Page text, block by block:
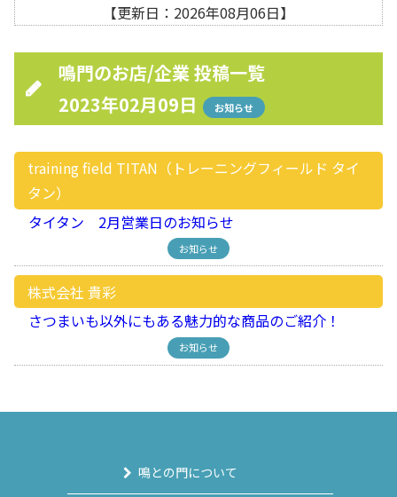
【更新日：2026年08月06日】
鳴門のお店/企業 投稿一覧
2023年02月09日
お知らせ
training field TITAN（トレーニングフィールド タイ
タン）
タイタン 2月営業日のお知らせ
お知らせ
株式会社 貴彩
さつまいも以外にもある魅力的な商品のご紹介！
お知らせ
鳴との門について